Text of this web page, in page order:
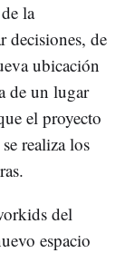
la
decisiones, de
ubicación
de un lugar
el proyecto
realiza los
del
espacio